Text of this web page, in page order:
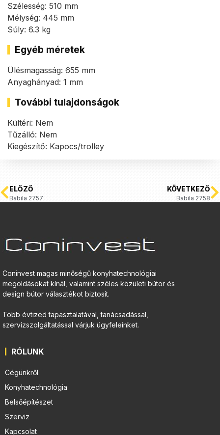
Szélesség: 510 mm
Mélység: 445 mm
Súly: 6.3 kg
Egyéb méretek
Ülésmagasság: 655 mm
Anyaghányad: 1 mm
További tulajdonságok
Kültéri: Nem
Tűzálló: Nem
Kiegészítő: Kapocs/trolley
ELŐZŐ
Babila 2757
KÖVETKEZŐ
Babila 2758
Coninvest magas minőségű konyhatechnológiai
megoldásokat kínál, valamint széles közületi bútor és
design bútor választékot biztosít.
Több évtized tapasztalatával, tanácsadással,
szervízszolgáltatással várjuk ügyfeleinket.
RÓLUNK
Cégünkről
Konyhatechnológia
Belsőépítészet
Szerviz
Kapcsolat